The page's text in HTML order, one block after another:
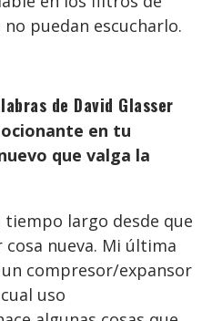
puedan escucharlo.
de David Glasser
en tu
que valga la
tiempo largo desde que
nueva. Mi última
compresor/expansor
uso